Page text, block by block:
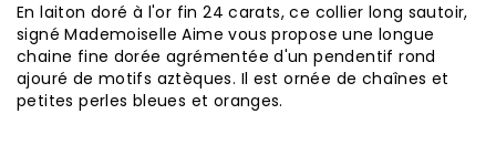
En laiton doré à l'or fin 24 carats, ce collier long sautoir,
signé Mademoiselle Aime vous propose une longue
chaine fine dorée agrémentée d'un pendentif rond
ajouré de motifs aztèques. Il est ornée de chaînes et
petites perles bleues et oranges.